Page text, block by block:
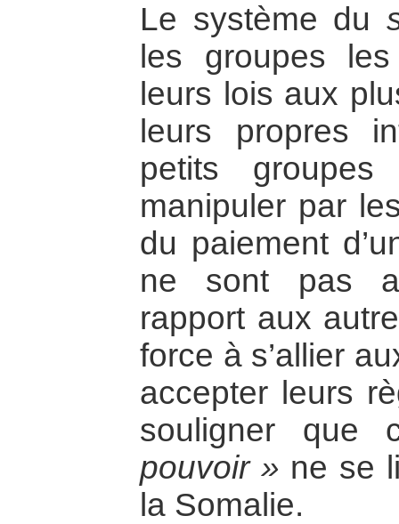
Le système du
les groupes
leurs lois aux
leurs propres
petits
manipuler par
du paiement
ne sont pas
rapport aux
force à s’allier
accepter leurs
souligner que
pouvoir » ne se
la Somalie.